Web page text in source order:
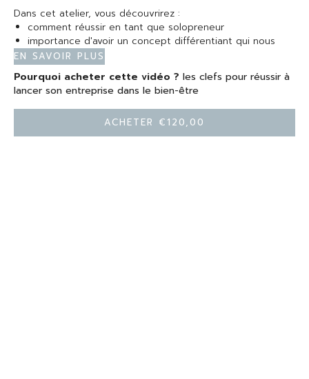
Dans cet atelier, vous découvrirez :
comment réussir en tant que solopreneur
importance d'avoir un concept différentiant qui nous
ressemble
comment développer sa propre méthode bien-être
En savoir plus
Pourquoi acheter cette vidéo ? les clefs pour réussir à
lancer son entreprise dans le bien-être
Acheter €120,00